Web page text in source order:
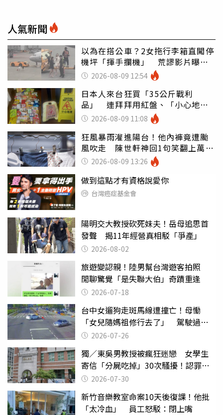
人氣新聞
以為在搭公車？2女拖行李箱直闖停
機坪「揮手攔機」 荒謬影片曝網
傻眼2026-08-09 12:54
日本人來台狂買「35公斤戰利
品」 連拜拜用紅盤、「小心地
滑」告示牌也帶回家
2026-08-09 11:08
狂風暴雨灌進陽台！他內褲竟遭颱
風吹走 陳世軒神回1句笑翻上萬網
友 2026-08-09 13:26
做到這點才有資格說愛你
台灣癌症基金會
陽明交大教授砍死妹夫！岳母追思首
發聲 揭11年經營真相駁「爭產」
2026-08-02
旅遊變認親！陸男幫台灣遊客拍照
閒聊驚覺「是失聯大伯」奇蹟重逢
2026-07-18
台中女遛狗走斑馬線遭撞亡！母慟
「女兒隨媽祖修行去了」 駕駛過失
致死判9月
2026-07-26
獨／東吳男教授被瘋狂迷戀 女學生
寄信「分屍吃掉」30次騷擾！認罪免
關 2026-07-30
新竹音樂教室命案10天後復課！他批
「太冷血」 員工怒駁：閉上嘴